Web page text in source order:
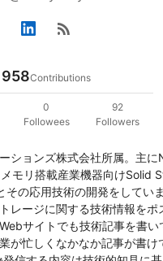
rss_feed
958Contributions
0
Followees
92
Followers
ションズ株式会社所属。主に
モリ搭載産業機器向けSolid
その応用技術の開発をしていま
レージに関する技術情報をポ
サイトでも技術記事を書い
が忙しくなかなか記事が書け